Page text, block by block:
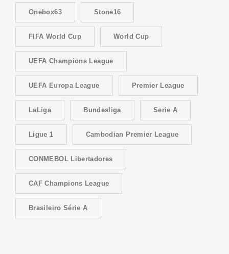
Onebox63 Stone16
FIFA World Cup World Cup
UEFA Champions League
UEFA Europa League Premier League
LaLiga Bundesliga Serie A
Ligue 1 Cambodian Premier League
CONMEBOL Libertadores
CAF Champions League
Brasileiro Série A